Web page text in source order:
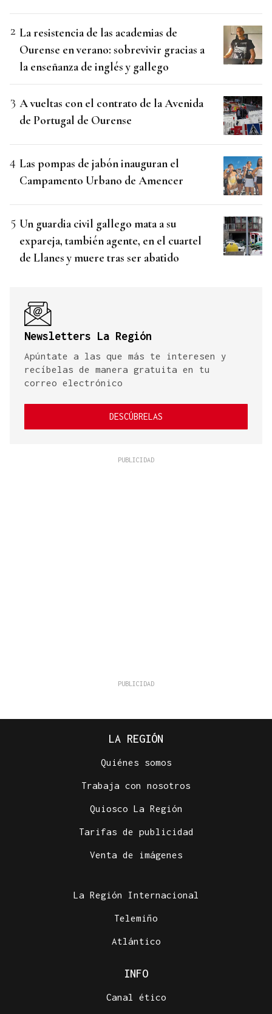
La resistencia de las academias de
Ourense en verano: sobrevivir gracias a
la enseñanza de inglés y gallego
A vueltas con el contrato de la Avenida
de Portugal de Ourense
Las pompas de jabón inauguran el
Campamento Urbano de Amencer
Un guardia civil gallego mata a su
expareja, también agente, en el cuartel
de Llanes y muere tras ser abatido
Newsletters La Región
Apúntate a las que más te interesen y
recíbelas de manera gratuita en tu
correo electrónico
DESCÚBRELAS
LA REGIÓN
Quiénes somos
Trabaja con nosotros
Quiosco La Región
Tarifas de publicidad
Venta de imágenes
La Región Internacional
Telemiño
Atlántico
INFO
Canal ético